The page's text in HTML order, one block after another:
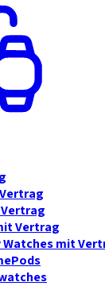
Vertrag
Watches mit